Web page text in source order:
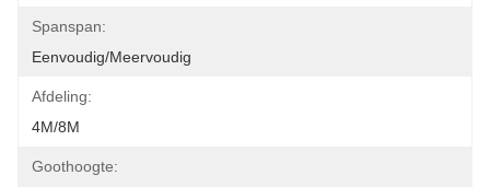
Spanspan:
Eenvoudig/meervoudig
Afdeling:
4M/8M
Goothoogte: